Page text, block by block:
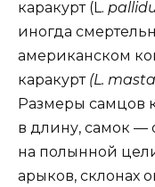
каракурт (L.
иногда
американском
каракурт (L.
Размеры самцов
в длину, самок —
на полынной
арыков, склонах